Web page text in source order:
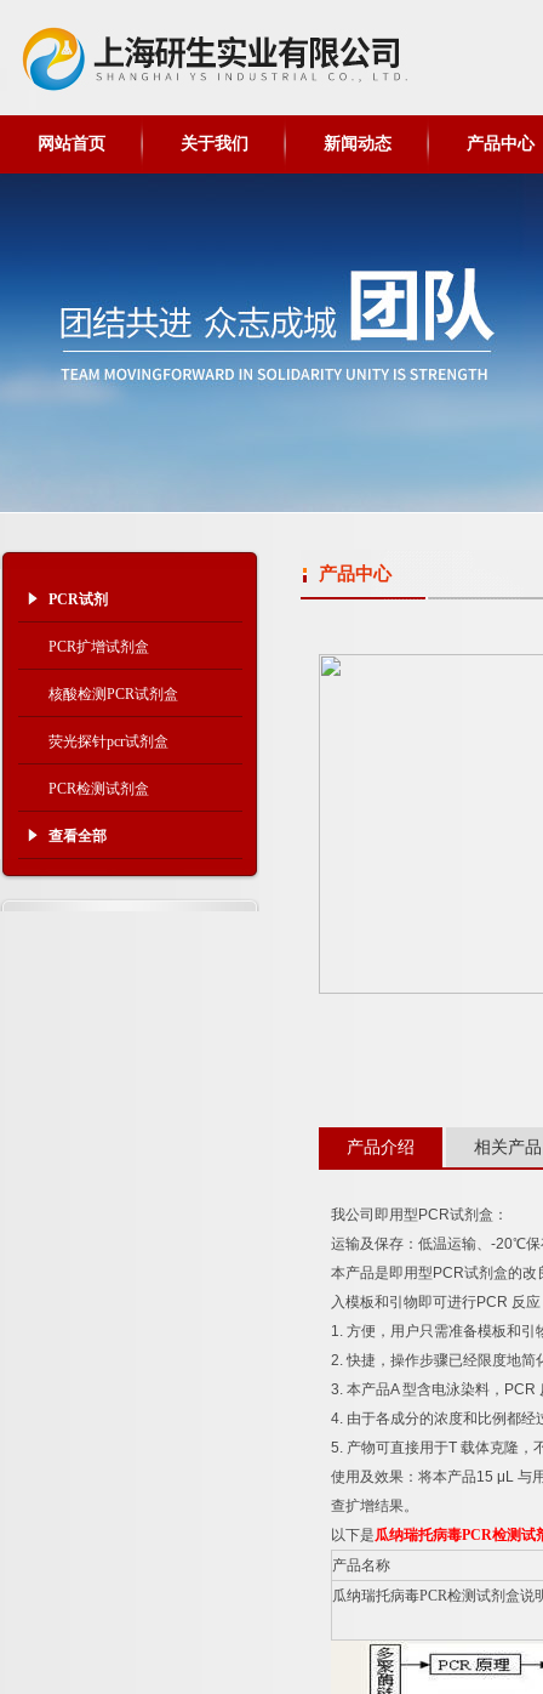
网站首页 关于我们 新闻动态 产品中心
PCR试剂
PCR扩增试剂盒
核酸检测PCR试剂盒
荧光探针pcr试剂盒
PCR检测试剂盒
查看全部
产品中心
产品介绍 相关产品
我公司即用型 PCR试剂盒：
运输及保存：低温运输、 -20℃
本产品是即用型 PCR试剂盒的改
入模板和引物即可进行PCR 反
1. 方便，用户只需准备模板和引
2.快捷，操作步骤已经限度地简
3. 本产品A型含电泳染料， PCR
4. 由于各成分的浓度和比例都
5. 产物可直接用于T 载体克隆，
使用及效果：将本产品15 μL 与
查扩增结果。
以下是瓜纳瑞托病毒PCR检测试
产品名称
瓜纳瑞托病毒PCR检测试剂盒说